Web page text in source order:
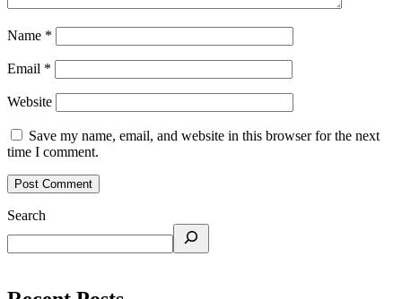
Name *
Email *
Website
Save my name, email, and website in this browser for the next
time I comment.
Search